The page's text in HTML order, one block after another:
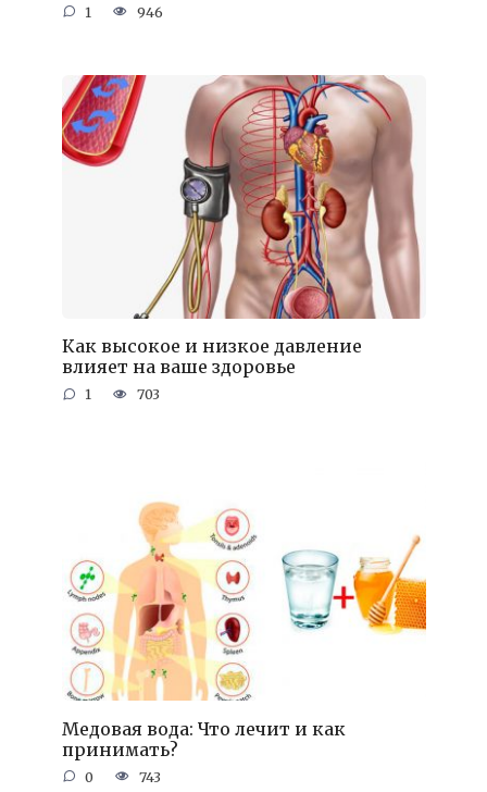
1 946
Как высокое и низкое давление
влияет на ваше здоровье
1 703
Медовая вода: Что лечит и как
принимать?
0 743